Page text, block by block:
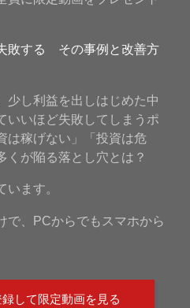
敗する その事例と改善方
少し利益を出しはじめた中
いいほど失敗してしまうポ
は稼げない」「投資は危
くが陥る落とし穴とは？
ます。
で、PCからでもスマホから
して限定動画を見る